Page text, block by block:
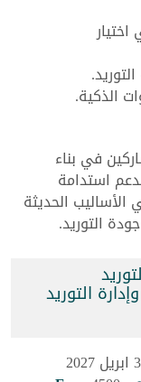
الذكية.
في بناء
استدامة
الحديثة
التوريد.
التوريد